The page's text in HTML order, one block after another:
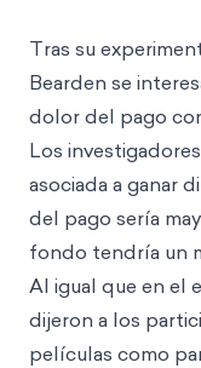
Tras su
Bearden se
dolor del pago
Los
asociada a ganar
del pago sería
fondo tendría un
Al igual que en el
dijeron a los
películas como